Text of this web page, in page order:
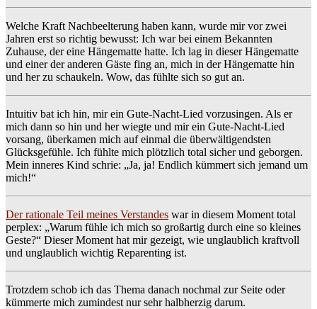
Welche Kraft Nachbeelterung haben kann, wurde mir vor zwei
Jahren erst so richtig bewusst: Ich war bei einem Bekannten
Zuhause, der eine Hängematte hatte. Ich lag in dieser Hängematte
und einer der anderen Gäste fing an, mich in der Hängematte hin
und her zu schaukeln. Wow, das fühlte sich so gut an.
Intuitiv bat ich hin, mir ein Gute-Nacht-Lied vorzusingen. Als er
mich dann so hin und her wiegte und mir ein Gute-Nacht-Lied
vorsang, überkamen mich auf einmal die überwältigendsten
Glücksgefühle. Ich fühlte mich plötzlich total sicher und geborgen.
Mein inneres Kind schrie: „Ja, ja! Endlich kümmert sich jemand um
mich!“
Der rationale Teil meines Verstandes war in diesem Moment total
perplex: „Warum fühle ich mich so großartig durch eine so kleines
Geste?“ Dieser Moment hat mir gezeigt, wie unglaublich kraftvoll
und unglaublich wichtig Reparenting ist.
Trotzdem schob ich das Thema danach nochmal zur Seite oder
kümmerte mich zumindest nur sehr halbherzig darum.